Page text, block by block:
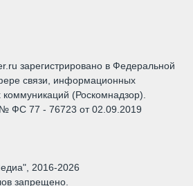
зарегистрировано в Федеральной
связи, информационных
коммуникаций (Роскомнадзор).
ФС 77 - 76723 от 02.09.2019
2016-2026
запрещено.